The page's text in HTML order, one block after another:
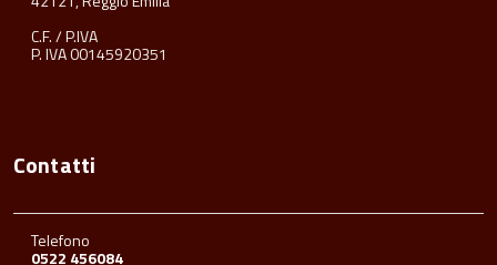
C.F. / P.IVA
P. IVA 00145920351
Contatti
Telefono
0522 456084